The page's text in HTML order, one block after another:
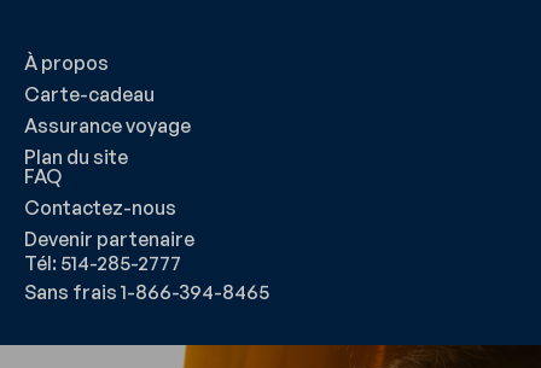
À propos
Carte-cadeau
Assurance voyage
Plan du site
FAQ
Contactez-nous
Devenir partenaire
Tél: 514-285-2777
Sans frais 1-866-394-8465